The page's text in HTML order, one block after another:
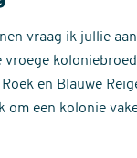
vraag ik jullie
vroege
en Blauwe
om een kolonie